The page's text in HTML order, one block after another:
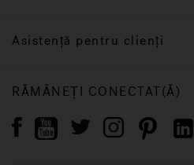
Asistență pentru clienți
RĂMÂNEȚI CONECTAT(Ă)